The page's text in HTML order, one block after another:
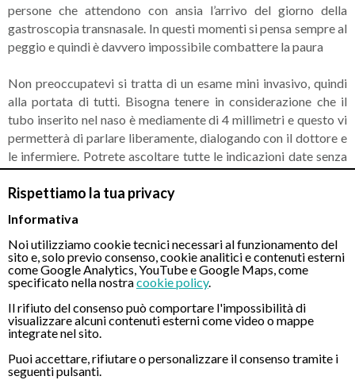
Rispettiamo la tua privacy
Informativa
Noi utilizziamo cookie tecnici necessari al funzionamento del
sito e, solo previo consenso, cookie analitici e contenuti esterni
come Google Analytics, YouTube e Google Maps, come
specificato nella nostracookie policy.
Il rifiuto del consenso può comportare l'impossibilità di
visualizzare alcuni contenuti esterni come video o mappe
integrate nel sito.
Puoi accettare, rifiutare o personalizzare il consenso tramite i
seguenti pulsanti.
persone che attendono con ansia l’arrivo del giorno della
gastroscopia transnasale. In questi momenti si pensa sempre al
peggio e quindi è davvero impossibile combattere la paura
Non preoccupatevi si tratta di un esame mini invasivo, quindi
alla portata di tutti. Bisogna tenere in considerazione che il
tubo inserito nel naso è mediamente di 4 millimetri e questo vi
permetterà di parlare liberamente, dialogando con il dottore e
le infermiere. Potrete ascoltare tutte le indicazioni date senza
problemi, infatti, sarà proprio il medico a dirvi cosa fare per
rendere ancora più veloci e agevoli le manovre all’interno del
pochi minuti.
Grazie alle dimensioni ridotte del tubo digerente, potrete
evitare anche il senso di soffocamento che invece
generalmente da la gastroscopia classica. Inoltre è stato
confermato da numerosi studi medici che la gastroscopia
transnasale elimina molteplici fastidi quali nausea, senso di
soffocamento o conati di vomito.